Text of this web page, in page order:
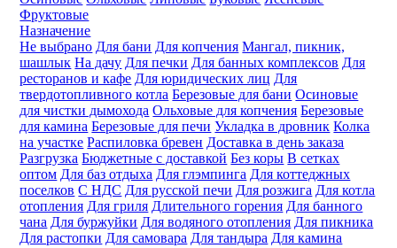
Фруктовые
Назначение
Не выбрано Для бани Для копчения Мангал, пикник,
шашлык На дачу Для печки Для банных комплексов Для
ресторанов и кафе Для юридических лиц Для
твердотопливного котла Березовые для бани Осиновые
для чистки дымохода Ольховые для копчения Березовые
для камина Березовые для печи Укладка в дровник Колка
на участке Распиловка бревен Доставка в день заказа
Разгрузка Бюджетные с доставкой Без коры В сетках
оптом Для баз отдыха Для глэмпинга Для коттеджных
поселков С НДС Для русской печи Для розжига Для котла
отопления Для гриля Длительного горения Для банного
чана Для буржуйки Для водяного отопления Для пикника
Для растопки Для самовара Для тандыра Для камина